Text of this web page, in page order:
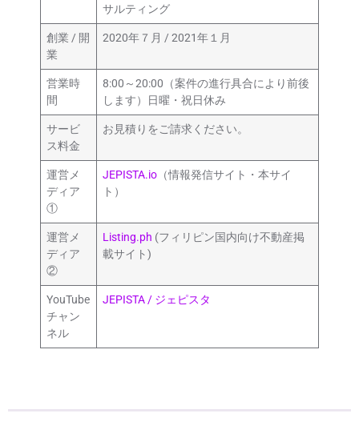
サルティング
創業 / 開
業
2020年７月 / 2021年１月
営業時
間
8:00～20:00（案件の進行具合により前後
します）日曜・祝日休み
サービ
ス料金
お見積りをご請求ください。
運営メ
ディア
①
JEPISTA.io （情報発信サイト・本サイ
ト）
運営メ
ディア
②
Listing.ph (フィリピン国内向け不動産掲
載サイト)
YouTube
チャン
ネル
JEPISTA / ジェピスタ